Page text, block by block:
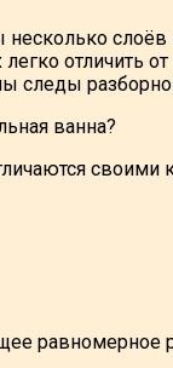
слоёв
отличить
следы
своими
равномерное